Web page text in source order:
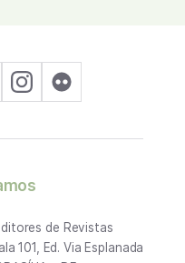
de Revistas
101, Ed. Via Esplanada